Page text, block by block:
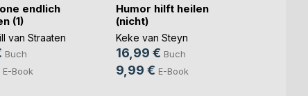
endlich
(1)
van Straaten
Buch
E-Book
Humor hilft heilen
(nicht)
Keke van Steyn
16,99 € Buch
9,99 € E-Book